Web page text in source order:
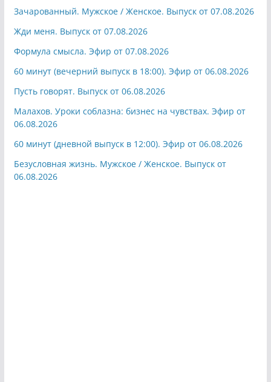
Зачарованный. Мужское / Женское. Выпуск от 07.08.2026
Жди меня. Выпуск от 07.08.2026
Формула смысла. Эфир от 07.08.2026
60 минут (вечерний выпуск в 18:00). Эфир от 06.08.2026
Пусть говорят. Выпуск от 06.08.2026
Малахов. Уроки соблазна: бизнес на чувствах. Эфир от
06.08.2026
60 минут (дневной выпуск в 12:00). Эфир от 06.08.2026
Безусловная жизнь. Мужское / Женское. Выпуск от
06.08.2026